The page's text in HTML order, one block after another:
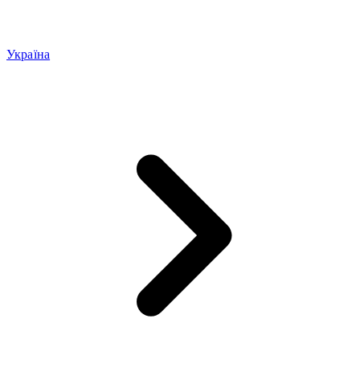
Україна